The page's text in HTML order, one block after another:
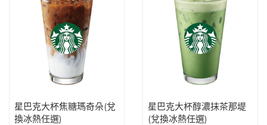
星巴克大杯焦糖瑪奇朵(兌
換冰熱任選)
星巴克大杯醇濃抹茶那堤
(兌換冰熱任選)